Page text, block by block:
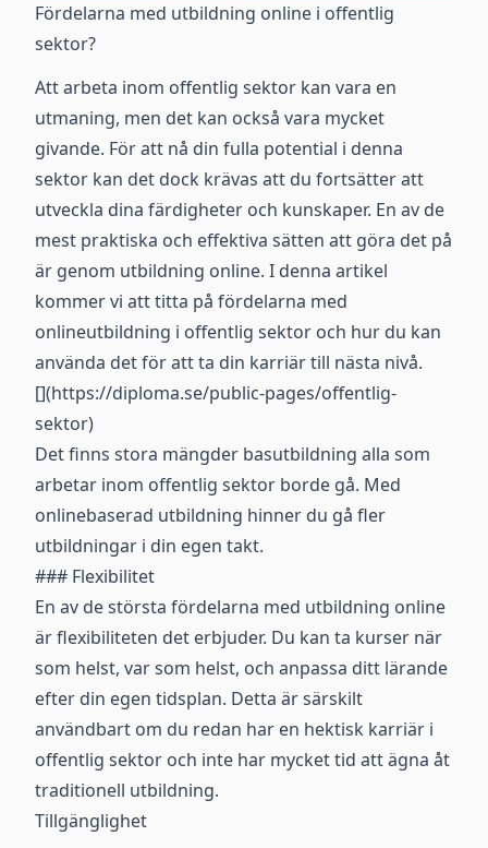
Fördelarna med utbildning online i offentlig
sektor?
Att arbeta inom offentlig sektor kan vara en
utmaning, men det kan också vara mycket
givande. För att nå din fulla potential i denna
sektor kan det dock krävas att du fortsätter att
utveckla dina färdigheter och kunskaper. En av de
mest praktiska och effektiva sätten att göra det på
är genom utbildning online. I denna artikel
kommer vi att titta på fördelarna med
onlineutbildning i offentlig sektor och hur du kan
använda det för att ta din karriär till nästa nivå.
[](https://diploma.se/public-pages/offentlig-
sektor)
Det finns stora mängder basutbildning alla som
arbetar inom offentlig sektor borde gå. Med
onlinebaserad utbildning hinner du gå fler
utbildningar i din egen takt.
### Flexibilitet
En av de största fördelarna med utbildning online
är flexibiliteten det erbjuder. Du kan ta kurser när
som helst, var som helst, och anpassa ditt lärande
efter din egen tidsplan. Detta är särskilt
användbart om du redan har en hektisk karriär i
offentlig sektor och inte har mycket tid att ägna åt
traditionell utbildning.
Tillgänglighet